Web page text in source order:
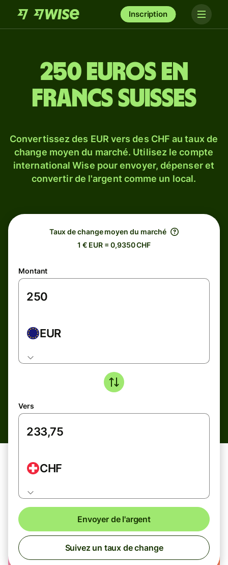
Inscription
250 euros en
francs suisses
Convertissez des EUR vers des CHF au taux de
change moyen du marché. Utilisez le compte
international Wise pour envoyer, dépenser et
convertir de l'argent comme un local.
Taux de change moyen du marché
1 € EUR = 0,9350 CHF
Montant
EUR
Vers
CHF
Envoyer de l'argent
Suivez un taux de change